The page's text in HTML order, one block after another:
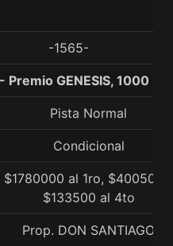
-1565-
Premio GENESIS, 1000
Pista Normal
Condicional
$1780000 al 1ro, $400500
$133500 al 4to
Prop. DON SANTIAGO